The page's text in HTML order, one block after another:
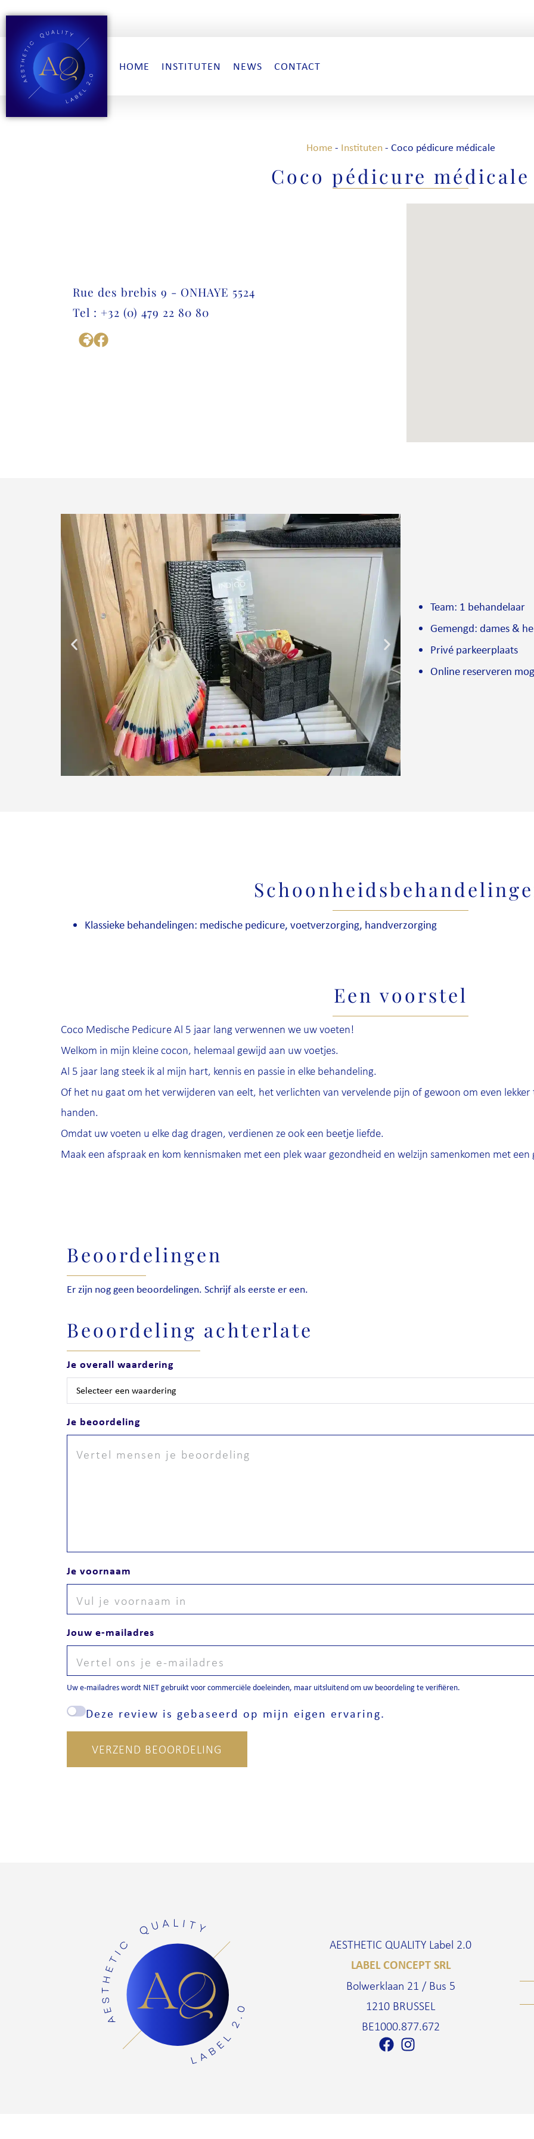
HOME INSTITUTEN NEWS CONTACT
Home - Instituten- Coco pédicure médicale
Coco pédicure médicale
Rue des brebis 9 - ONHAYE 5524
Tel : +32 (0) 479 22 80 80
Team: 1 behandelaar
Gemengd: dames &
Privé parkeerplaats
Online reserveren
Klassieke behandelingen: medische pedicure, voetverzorging, handverzorging
Een voorstel
Coco Medische Pedicure Al 5 jaar lang verwennen we uw voeten!
Welkom in mijn kleine cocon, helemaal gewijd aan uw voetjes.
Al 5 jaar lang steek ik al mijn hart, kennis en passie in elke behandeling.
Of het nu gaat om het verwijderen van eelt, het verlichten van vervelende pijn of gewoon om even
handen.
Omdat uw voeten u elke dag dragen, verdienen ze ook een beetje liefde.
Maak een afspraak en kom kennismaken met een plek waar gezondheid en welzijn samenkomen met een
Beoordelingen
Er zijn nog geen beoordelingen. Schrijf als eerste er een.
Beoordeling achterlate
Je overall waardering
Je beoordeling
Je voornaam
Jouw e-mailadres
Uw e-mailadres wordt NIET gebruikt voor commerciële doeleinden, maar uitsluitend om uw beoordeling te verifiëren.
Deze review is gebaseerd op mijn eigen ervaring.
VERZEND BEOORDELING
AESTHETIC QUALITY Label 2.0
LABEL CONCEPT SRL
Bolwerklaan 21 / Bus 5
1210 BRUSSEL
BE1000.877.672